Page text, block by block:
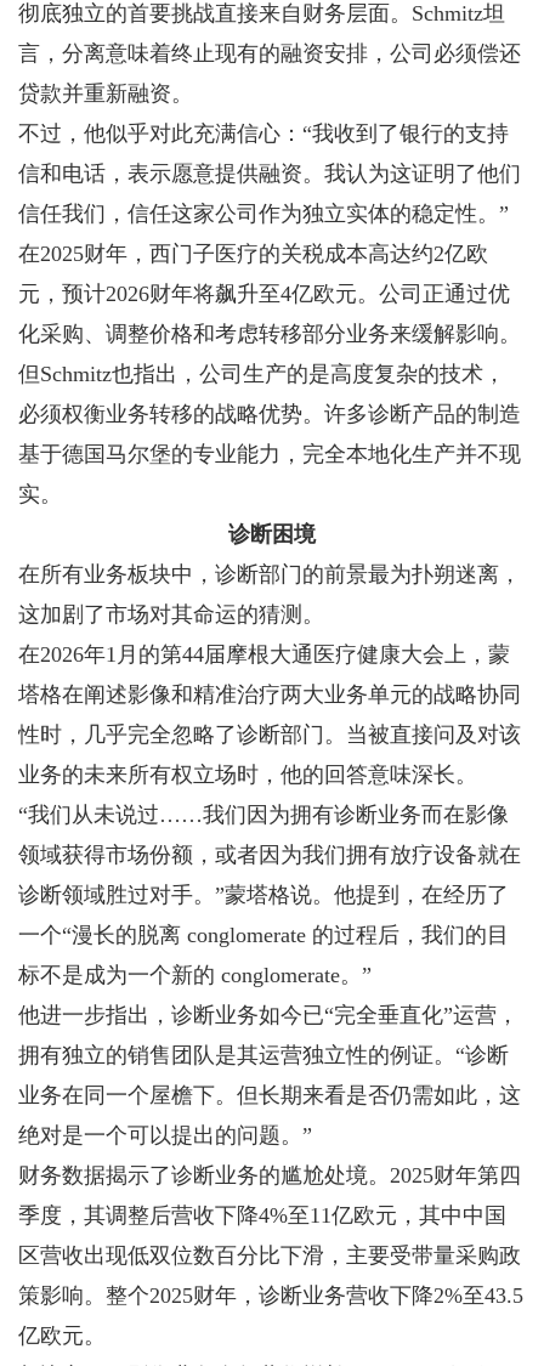
彻底独立的首要挑战直接来自财务层面。Schmitz坦
言，分离意味着终止现有的融资安排，公司必须偿还
贷款并重新融资。
不过，他似乎对此充满信心：“我收到了银行的支持
信和电话，表示愿意提供融资。我认为这证明了他们
信任我们，信任这家公司作为独立实体的稳定性。”
在2025财年，西门子医疗的关税成本高达约2亿欧
元，预计2026财年将飙升至4亿欧元。公司正通过优
化采购、调整价格和考虑转移部分业务来缓解影响。
但Schmitz也指出，公司生产的是高度复杂的技术，
必须权衡业务转移的战略优势。许多诊断产品的制造
基于德国马尔堡的专业能力，完全本地化生产并不现
实。
诊断困境
在所有业务板块中，诊断部门的前景最为扑朔迷离，
这加剧了市场对其命运的猜测。
在2026年1月的第44届摩根大通医疗健康大会上，蒙
塔格在阐述影像和精准治疗两大业务单元的战略协同
性时，几乎完全忽略了诊断部门。当被直接问及对该
业务的未来所有权立场时，他的回答意味深长。
“我们从未说过……我们因为拥有诊断业务而在影像
领域获得市场份额，或者因为我们拥有放疗设备就在
诊断领域胜过对手。”蒙塔格说。他提到，在经历了
一个“漫长的脱离 conglomerate 的过程后，我们的目
标不是成为一个新的 conglomerate。”
他进一步指出，诊断业务如今已“完全垂直化”运营，
拥有独立的销售团队是其运营独立性的例证。“诊断
业务在同一个屋檐下。但长期来看是否仍需如此，这
绝对是一个可以提出的问题。”
财务数据揭示了诊断业务的尴尬处境。2025财年第四
季度，其调整后营收下降4%至11亿欧元，其中中国
区营收出现低双位数百分比下滑，主要受带量采购政
策影响。整个2025财年，诊断业务营收下降2%至43.5
亿欧元。